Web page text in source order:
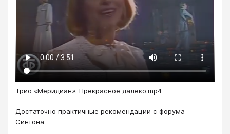
Трио «Меридиан». Прекрасное далеко.mp4
Достаточно практичные рекомендации с форума
Синтона